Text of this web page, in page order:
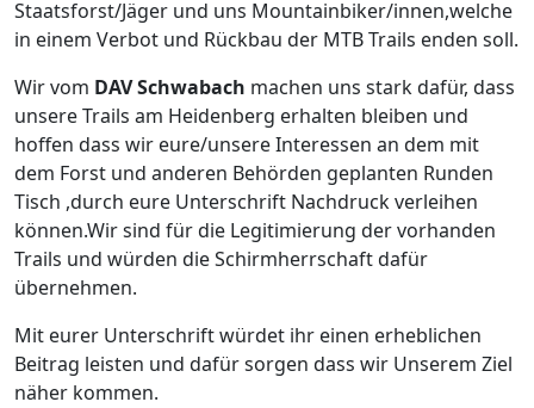
Staatsforst/Jäger und uns Mountainbiker/innen,welche
in einem Verbot und Rückbau der MTB Trails enden soll.
Wir vom DAV Schwabach machen uns stark dafür, dass
unsere Trails am Heidenberg erhalten bleiben und
hoffen dass wir eure/unsere Interessen an dem mit
dem Forst und anderen Behörden geplanten Runden
Tisch ,durch eure Unterschrift Nachdruck verleihen
können.Wir sind für die Legitimierung der vorhanden
Trails und würden die Schirmherrschaft dafür
übernehmen.
Mit eurer Unterschrift würdet ihr einen erheblichen
Beitrag leisten und dafür sorgen dass wir Unserem Ziel
näher kommen.